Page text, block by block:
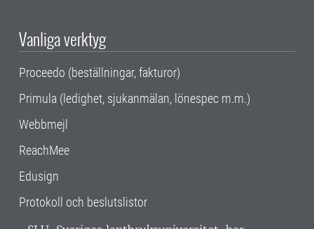
Vanliga verktyg
Proceedo (beställningar, fakturor)
Primula (ledighet, sjukanmälan, lönespec m.m.)
Webbmejl
ReachMee
Edusign
Protokoll och beslutslistor